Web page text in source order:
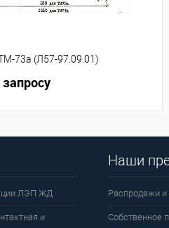
73а (Л57-97.09.01)
ЛЭП ЖД
и
Наши
Распродажи и
Собственное